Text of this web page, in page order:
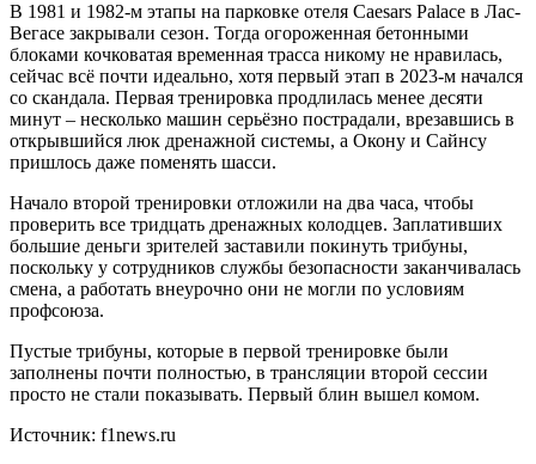
В 1981 и 1982-м этапы на парковке отеля Caesars Palace в Лас-
Вегасе закрывали сезон. Тогда огороженная бетонными
блоками кочковатая временная трасса никому не нравилась,
сейчас всё почти идеально, хотя первый этап в 2023-м начался
со скандала. Первая тренировка продлилась менее десяти
минут – несколько машин серьёзно пострадали, врезавшись в
открывшийся люк дренажной системы, а Окону и Сайнсу
пришлось даже поменять шасси.
Начало второй тренировки отложили на два часа, чтобы
проверить все тридцать дренажных колодцев. Заплативших
большие деньги зрителей заставили покинуть трибуны,
поскольку у сотрудников службы безопасности заканчивалась
смена, а работать внеурочно они не могли по условиям
профсоюза.
Пустые трибуны, которые в первой тренировке были
заполнены почти полностью, в трансляции второй сессии
просто не стали показывать. Первый блин вышел комом.
Источник: f1news.ru